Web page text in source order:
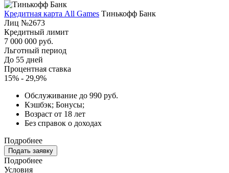
Кредитная карта All Games Тинькофф Банк
Лиц №2673
Кредитный лимит
7 000 000 руб.
Льготный период
До 55 дней
Процентная ставка
15% - 29,9%
Обслуживание до 990 руб.
Кэшбэк; Бонусы;
Возраст от 18 лет
Без справок о доходах
Подробнее
Подать заявку
Подробнее
Условия